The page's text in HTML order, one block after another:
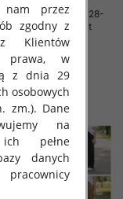
dziewczęce Roz 128-
1 kolor Paczka 7 szt
32.00 zł
szczegóły
nam przez
zgodny z
Klientów
prawa, w
z dnia 29
osobowych
zm.). Dane
na
ich pełne
danych